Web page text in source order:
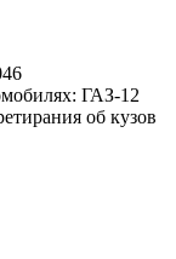
ГАЗ-12
об кузов